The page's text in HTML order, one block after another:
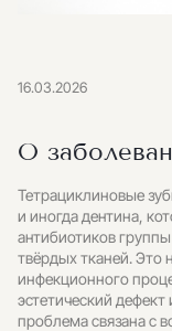
16.03.2026
О
Тетрациклиновые
и иногда дентина,
антибиотиков
твёрдых тканей. Это
инфекционного
эстетический
проблема связана с